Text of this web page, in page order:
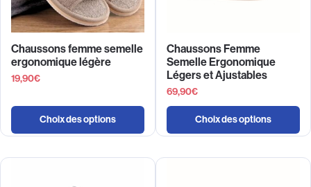
Chaussons femme semelle
ergonomique légère
19,90€
Choix des options
Chaussons Femme
Semelle Ergonomique
Légers et Ajustables
69,90€
Choix des options